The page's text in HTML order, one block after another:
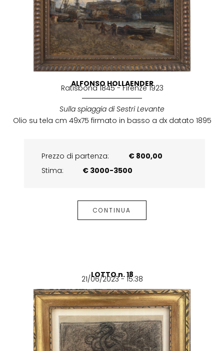
ALFONSO HOLLAENDER
Ratisbona 1845 - Firenze 1923
Sulla spiaggia di Sestri Levante
Olio su tela cm 49x75 firmato in basso a dx datato 1895
Prezzo di partenza:
€ 800,00
Stima:
€ 3000-3500
CONTINUA
LOTTO n. 18
21/06/2023 - 15:38